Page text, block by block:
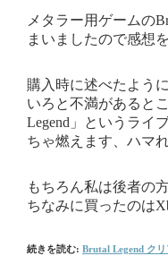
メタラー用ゲームの
まいましたので感想を
購入時に述べたよう
いろと不満があると
Legend」というライ
ちゃ燃えます、ハマれ
もちろん私は後者の方
ちなみに買ったのは
続きを読む: Brutal Legend クリ